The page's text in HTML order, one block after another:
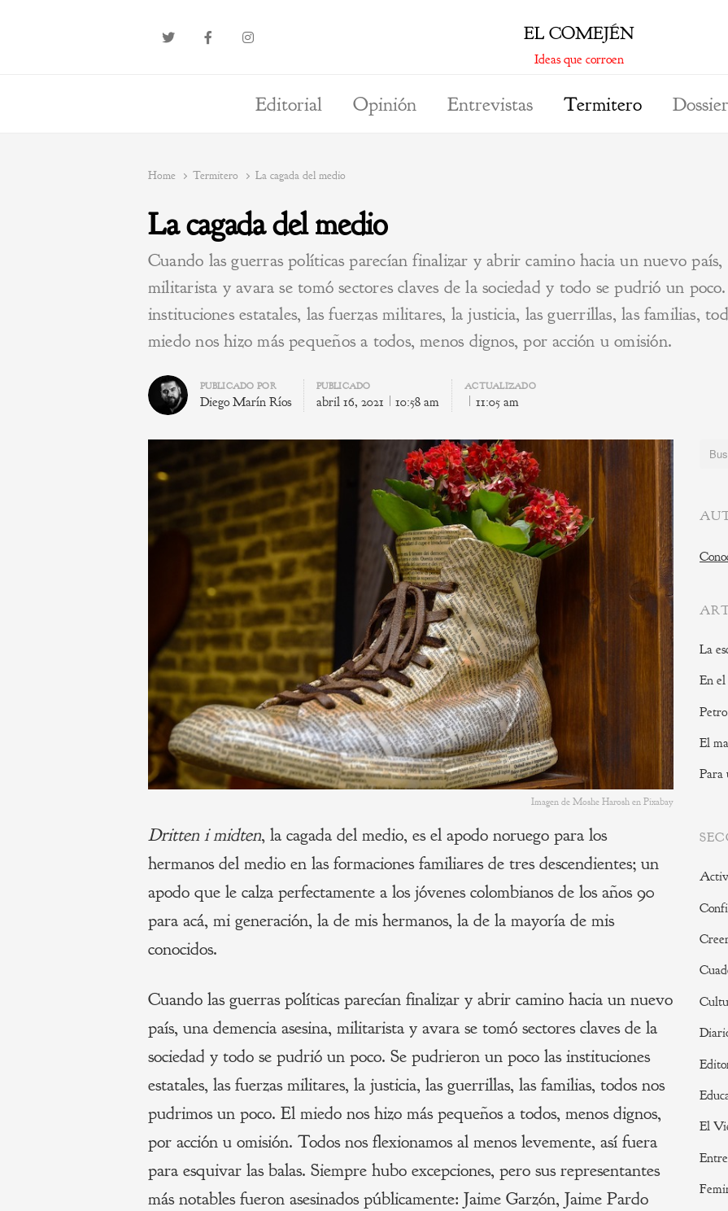
EL COMEJÉN
Ideas que corroen
Editorial Opinión Entrevistas Termitero
Home Termitero La cagada del medio
La cagada del medio
Cuando las guerras políticas parecían finalizar y abrir camino hacia un nuevo país,
militarista y avara se tomó sectores claves de la sociedad y todo se pudrió un
instituciones estatales, las fuerzas militares, la justicia, las guerrillas, las familias,
miedo nos hizo más pequeños a todos, menos dignos, por acción u omisión.
Author
PUBLICADO POR
Diego Marín Ríos
PUBLICADO
abril 16, 2021 10:58 am
ACTUALIZADO
11:05 am
Imagen de Moshe Harosh en Pixabay
Dritten i midten, la cagada del medio, es el apodo noruego para los
hermanos del medio en las formaciones familiares de tres descendientes; un
apodo que le calza perfectamente a los jóvenes colombianos de los años 90
para acá, mi generación, la de mis hermanos, la de la mayoría de mis
conocidos.
Cuando las guerras políticas parecían finalizar y abrir camino hacia un nuevo
país, una demencia asesina, militarista y avara se tomó sectores claves de la
sociedad y todo se pudrió un poco. Se pudrieron un poco las instituciones
estatales, las fuerzas militares, la justicia, las guerrillas, las familias, todos nos
pudrimos un poco. El miedo nos hizo más pequeños a todos, menos dignos,
por acción u omisión. Todos nos flexionamos al menos levemente, así fuera
para esquivar las balas. Siempre hubo excepciones, pero sus representantes
más notables fueron asesinados públicamente: Jaime Garzón, Jaime Pardo
La
En
El
Para
El